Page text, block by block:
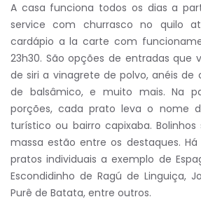
A casa funciona todos os dias a
service com churrasco no quilo
cardápio a la carte com
23h30. São opções de entradas que
de siri a vinagrete de polvo, anéis
de balsâmico, e muito mais. Na
porções, cada prato leva o nome
turístico ou bairro capixaba.
massa estão entre os destaques.
pratos individuais a exemplo de
Escondidinho de Ragú de Linguiça,
Purê de Batata, entre outros.